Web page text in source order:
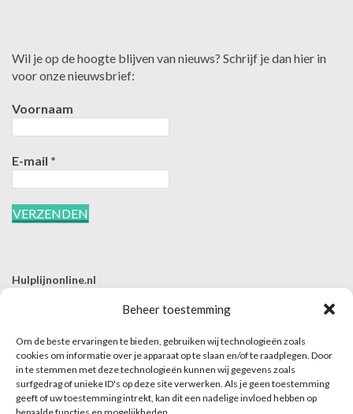
Beheer toestemming
Om de beste ervaringen te bieden, gebruiken wij technologieën zoals
cookies om informatie over je apparaat op te slaan en/of te raadplegen. Door
in te stemmen met deze technologieën kunnen wij gegevens zoals
surfgedrag of unieke ID's op deze site verwerken. Als je geen toestemming
geeft of uw toestemming intrekt, kan dit een nadelige invloed hebben op
Wil je op de hoogte blijven van nieuws? Schrijf je dan hier in
voor onze nieuwsbrief:
Voornaam
E-mail *
Hulplijnonline.nl
E | info@hulplijnonline.nl
Contactformulier
Over Hulplijnonline.nl
Het team van Hulplijnonline.nl